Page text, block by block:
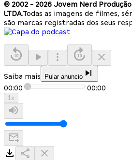
© 2002 - 2026 Jovem Nerd
LTDA.Todas as imagens de filmes,
são marcas registradas dos seus
Saiba mais Pular anuncio
00:00 00:00
1x